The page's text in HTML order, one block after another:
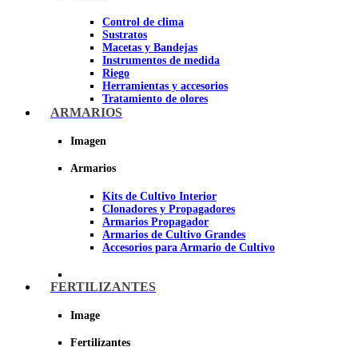
Control de clima
Sustratos
Macetas y Bandejas
Instrumentos de medida
Riego
Herramientas y accesorios
Tratamiento de olores
Insecticidas y fungicidas
Papel Reflectante para cultivo de
ARMARIOS
Imagen
Armarios
Kits de Cultivo Interior
Clonadores y Propagadores
Armarios Propagador
Armarios de Cultivo Grandes
Accesorios para Armario de Cultivo
FERTILIZANTES
Image
Fertilizantes